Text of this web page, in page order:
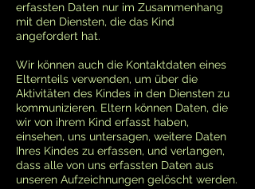
erfassten Daten nur im Zusammenhang
mit den Diensten, die das Kind
angefordert hat.
Wir können auch die Kontaktdaten eines
Elternteils verwenden, um über die
Aktivitäten des Kindes in den Diensten zu
kommunizieren. Eltern können Daten, die
wir von ihrem Kind erfasst haben,
einsehen, uns untersagen, weitere Daten
Ihres Kindes zu erfassen, und verlangen,
dass alle von uns erfassten Daten aus
unseren Aufzeichnungen gelöscht werden.